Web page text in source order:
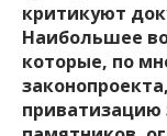
критикуют
Наибольшее
которые, по